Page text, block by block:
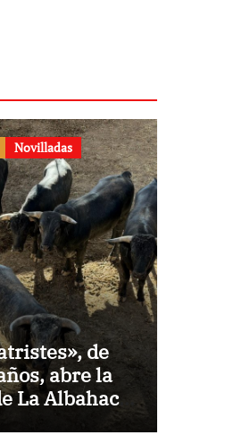
Novilladas
de
abre la
La Albahaca